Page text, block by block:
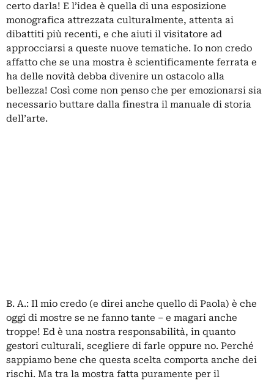
certo darla! E l’idea è quella di una esposizione
monografica attrezzata culturalmente, attenta ai
dibattiti più recenti, e che aiuti il visitatore ad
approcciarsi a queste nuove tematiche. Io non credo
affatto che se una mostra è scientificamente ferrata e
ha delle novità debba divenire un ostacolo alla
bellezza! Così come non penso che per emozionarsi sia
necessario buttare dalla finestra il manuale di storia
dell’arte.
B. A.: Il mio credo (e direi anche quello di Paola) è che
oggi di mostre se ne fanno tante – e magari anche
troppe! Ed è una nostra responsabilità, in quanto
gestori culturali, scegliere di farle oppure no. Perché
sappiamo bene che questa scelta comporta anche dei
rischi. Ma tra la mostra fatta puramente per il